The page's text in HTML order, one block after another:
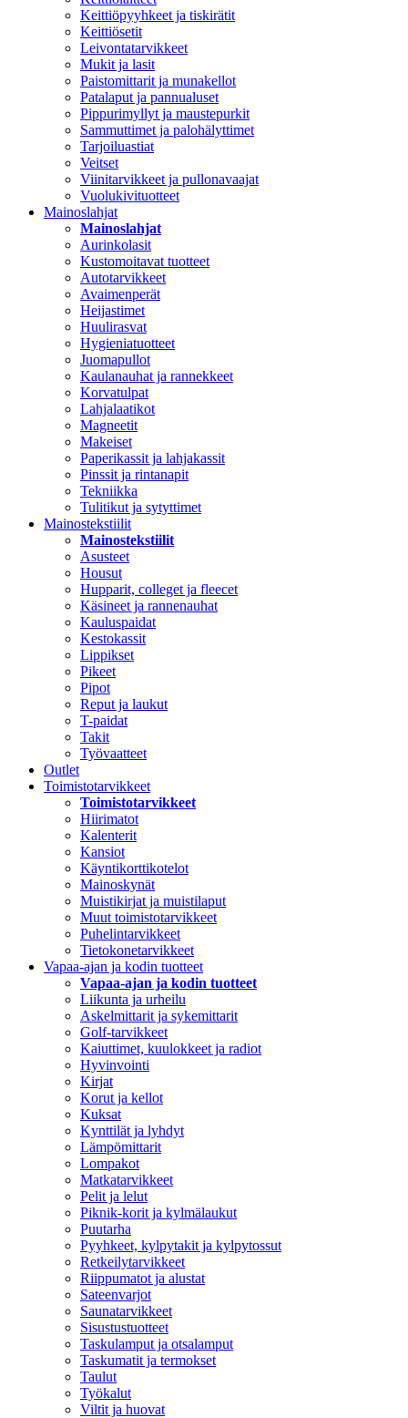
Keittiöpyyhkeet ja tiskirätit
Keittiösetit
Leivontatarvikkeet
Mukit ja lasit
Paistomittarit ja munakellot
Patalaput ja pannualuset
Pippurimyllyt ja maustepurkit
Sammuttimet ja palohälyttimet
Tarjoiluastiat
Veitset
Viinitarvikkeet ja pullonavaajat
Vuolukivituotteet
Mainoslahjat
Mainoslahjat
Aurinkolasit
Kustomoitavat tuotteet
Autotarvikkeet
Avaimenperät
Heijastimet
Huulirasvat
Hygieniatuotteet
Juomapullot
Kaulanauhat ja rannekkeet
Korvatulpat
Lahjalaatikot
Magneetit
Makeiset
Paperikassit ja lahjakassit
Pinssit ja rintanapit
Tekniikka
Tulitikut ja sytyttimet
Mainostekstiilit
Mainostekstiilit
Asusteet
Housut
Hupparit, colleget ja fleecet
Käsineet ja rannenauhat
Kauluspaidat
Kestokassit
Lippikset
Pikeet
Pipot
Reput ja laukut
T-paidat
Takit
Työvaatteet
Outlet
Toimistotarvikkeet
Toimistotarvikkeet
Hiirimatot
Kalenterit
Kansiot
Käyntikorttikotelot
Mainoskynät
Muistikirjat ja muistilaput
Muut toimistotarvikkeet
Puhelintarvikkeet
Tietokonetarvikkeet
Vapaa-ajan ja kodin tuotteet
Vapaa-ajan ja kodin tuotteet
Liikunta ja urheilu
Askelmittarit ja sykemittarit
Golf-tarvikkeet
Kaiuttimet, kuulokkeet ja radiot
Hyvinvointi
Kirjat
Korut ja kellot
Kuksat
Kynttilät ja lyhdyt
Lämpömittarit
Lompakot
Matkatarvikkeet
Pelit ja lelut
Piknik-korit ja kylmälaukut
Puutarha
Pyyhkeet, kylpytakit ja kylpytossut
Retkeilytarvikkeet
Riippumatot ja alustat
Sateenvarjot
Saunatarvikkeet
Sisustustuotteet
Taskulamput ja otsalamput
Taskumatit ja termokset
Taulut
Työkalut
Viltit ja huovat